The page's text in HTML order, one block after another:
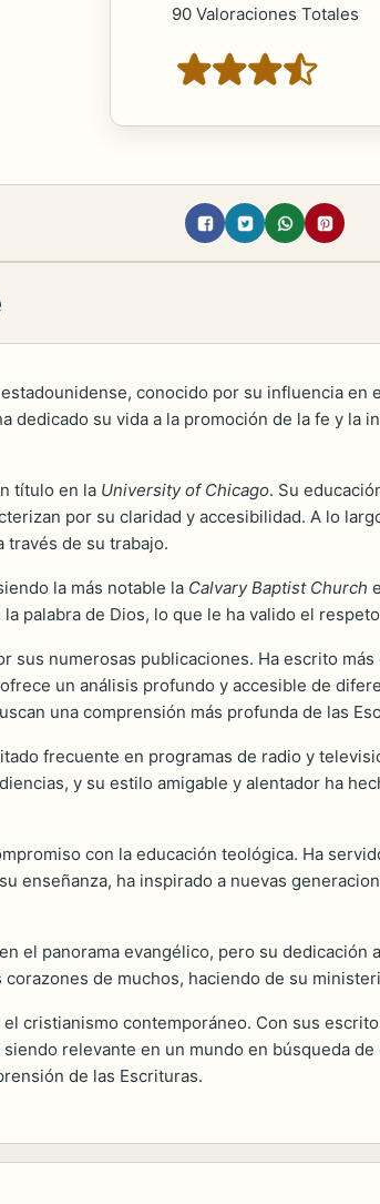
90 Valoraciones Totales
conocido por su influencia en
dedicado su vida a la promoción de la fe y la
título en la University of Chicago. Su
por su claridad y accesibilidad. A lo
través de su trabajo.
la más notable la Calvary Baptist Church
palabra de Dios, lo que le ha valido el
sus numerosas publicaciones. Ha escrito
un análisis profundo y accesible de
una comprensión más profunda de las
frecuente en programas de radio y
y su estilo amigable y alentador ha
con la educación teológica. Ha
enseñanza, ha inspirado a nuevas
el panorama evangélico, pero su dedicación
de muchos, haciendo de su
cristianismo contemporáneo. Con sus
relevante en un mundo en búsqueda
de las Escrituras.